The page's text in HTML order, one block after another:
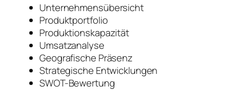
Unternehmensübersicht
Produktportfolio
Produktionskapazität
Umsatzanalyse
Geografische Präsenz
Strategische Entwicklungen
SWOT-Bewertung